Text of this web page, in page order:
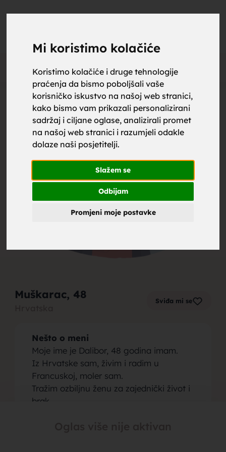
Mi koristimo kolačiće
Koristimo kolačiće i druge tehnologije
praćenja da bismo poboljšali vaše
korisničko iskustvo na našoj web stranici,
kako bismo vam prikazali personalizirani
sadržaj i ciljane oglase, analizirali promet
na našoj web stranici i razumjeli odakle
dolaze naši posjetitelji.
Slažem se
Odbijam
Promjeni moje postavke
Oglas
Muškarac, 48 Sviđa mi se
Nešto o meni
Moje ime je Dalibor, 48 godina imam.
Iz Hrvatske sam, živim i radim u
Francuskoj, moler sam.
Tražim ozbiljnu ženu za zajednički život i
brak.
upoznaj
za brak,
zene za
brak,
muskarci
za brak,